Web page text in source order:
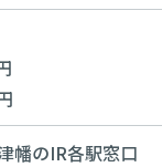
幡のIR各駅窓口